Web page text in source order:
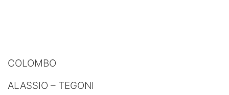
COLOMBO
ALASSIO – TEGONI